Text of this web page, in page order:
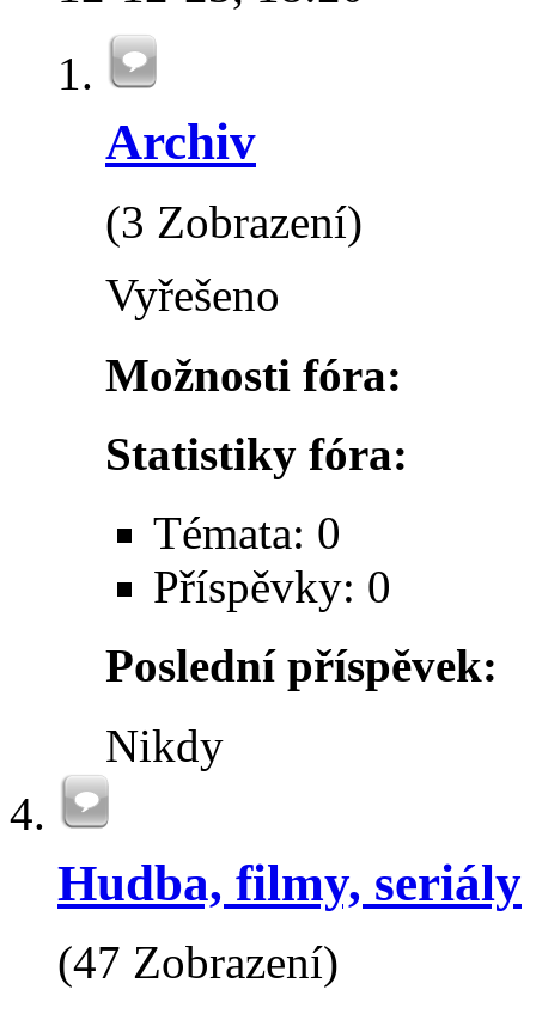
Archiv
(3 Zobrazení)
Vyřešeno
Možnosti fóra:
Statistiky fóra:
Témata: 0
Příspěvky: 0
Poslední příspěvek:
Nikdy
Hudba, filmy, seriály
(47 Zobrazení)